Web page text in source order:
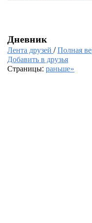
Дневник
Лента друзей /Полная
Добавить в друзья
Страницы: раньше»